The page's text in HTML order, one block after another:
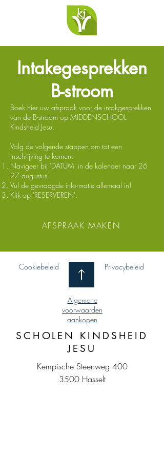
Intakegesprekken
B-stroom
Boek hier uw afspraak voor de intakgesprekken
van de B-stroom op MIDDENSCHOOL
Kindsheid Jesu.
Volg de volgende stappen om tot een
inschrijving te komen:​
Navigeer bij 'DATUM' in de kalender naar 26
27 augustus.
Vul de gevraagde informatie allemaal in!
Klik op 'RESERVEREN'.
AFSPRAAK MAKEN
Cookiebeleid Privacybeleid
Algemene
voorwaarden
aankopen
SCHOLEN KINDSHEID
JESU
Kempische Steenweg 400
3500 Hasselt